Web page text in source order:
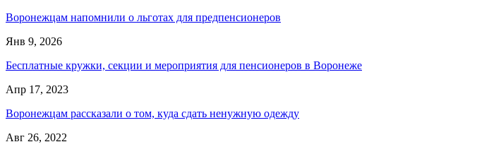
Воронежцам напомнили о льготах для предпенсионеров
Янв 9, 2026
Бесплатные кружки, секции и мероприятия для пенсионеров в Воронеже
Апр 17, 2023
Воронежцам рассказали о том, куда сдать ненужную одежду
Авг 26, 2022